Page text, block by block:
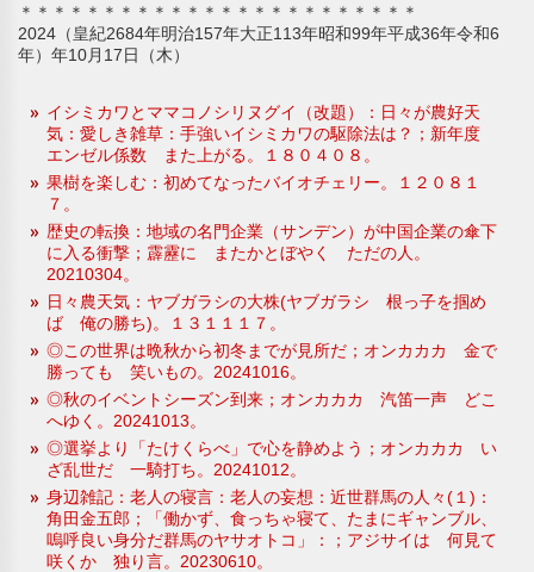
＊＊＊＊＊＊＊＊＊＊＊＊＊＊＊＊＊＊＊＊＊＊＊＊
2024（皇紀2684年明治157年大正113年昭和99年平成36年令和6
年）年10月17日（木）
イシミカワとママコノシリヌグイ（改題）：日々が農好天
気：愛しき雑草：手強いイシミカワの駆除法は？；新年度
エンゼル係数 また上がる。１８０４０８。
果樹を楽しむ：初めてなったバイオチェリー。１２０８１
７。
歴史の転換：地域の名門企業（サンデン）が中国企業の傘下
に入る衝撃；霹靂に またかとぼやく ただの人。
20210304。
日々農天気：ヤブガラシの大株(ヤブガラシ 根っ子を掴め
ば 俺の勝ち)。１３１１１７。
◎この世界は晩秋から初冬までが見所だ；オンカカカ 金で
勝っても 笑いもの。20241016。
◎秋のイベントシーズン到来；オンカカカ 汽笛一声 どこ
へゆく。20241013。
◎選挙より「たけくらべ」で心を静めよう；オンカカカ い
ざ乱世だ 一騎打ち。20241012。
身辺雑記：老人の寝言：老人の妄想：近世群馬の人々(１)：
角田金五郎；「働かず、食っちゃ寝て、たまにギャンブル、
嗚呼良い身分だ群馬のヤサオトコ」：；アジサイは 何見て
咲くか 独り言。20230610。